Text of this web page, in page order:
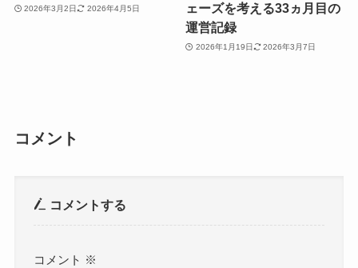
2026年3月2日 2026年4月5日
ェーズを考える33ヵ月目の
運営記録
2026年1月19日 2026年3月7日
コメント
コメントする
コメント ※